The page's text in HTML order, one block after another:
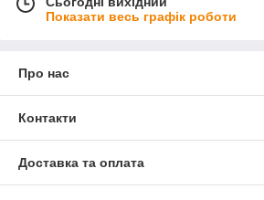
Показати весь графік роботи
Про нас
Контакти
Доставка та оплата